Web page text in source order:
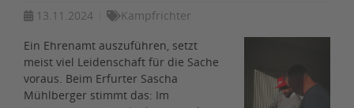
13.11.2024
Kampfrichter
Ein Ehrenamt auszuführen, setzt
meist viel Leidenschaft für die Sache
voraus. Beim Erfurter Sascha
Mühlberger stimmt das: Im